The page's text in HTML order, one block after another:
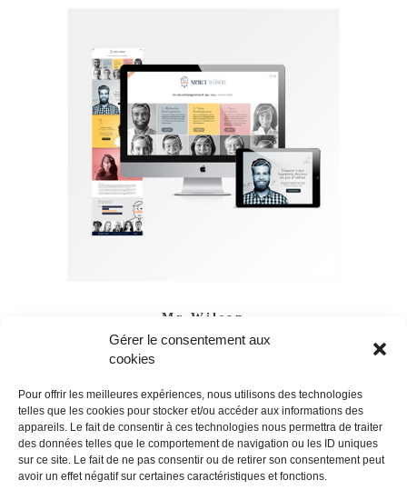
Gérer le consentement aux
cookies
Pour offrir les meilleures expériences, nous utilisons des technologies
telles que les cookies pour stocker et/ou accéder aux informations des
appareils. Le fait de consentir à ces technologies nous permettra de traiter
des données telles que le comportement de navigation ou les ID uniques
sur ce site. Le fait de ne pas consentir ou de retirer son consentement peut
avoir un effet négatif sur certaines caractéristiques et fonctions.
Mr Wilson
Création De Site Vitrine